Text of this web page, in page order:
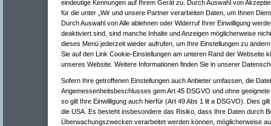
eindeutige Kennungen auf Ihrem Gerät zu. Durch Auswahl von
für die unter „Wir und unsere Partner verarbeiten Daten, um Ihnen
Durch Auswahl von Alle ablehnen oder Widerruf Ihrer Einwilligung
deaktiviert sind, sind manche Inhalte und Anzeigen möglicherweise
dieses Menü jederzeit wieder aufrufen, um Ihre Einstellungen zu
Sie auf den Link Cookie-Einstellungen am unteren Rand der Webseite
unseres Website. Weitere Informationen finden Sie in unserer
Sofern Ihre getroffenen Einstellungen auch Anbieter umfassen, die
Angemessenheitsbeschlusses gem Art 45 DSGVO und ohne
so gilt Ihre Einwilligung auch hierfür (Art 49 Abs 1 lit a DSGVO). Dies
die USA. Es besteht insbesondere das Risiko, dass Ihre Daten durch
Überwachungszwecken verarbeitet werden können, möglicherweise